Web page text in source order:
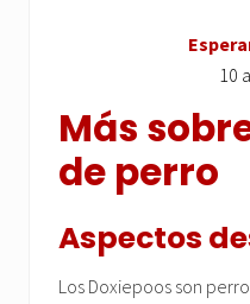
10
Más
de perro
Aspectos
Los Doxiepoos son